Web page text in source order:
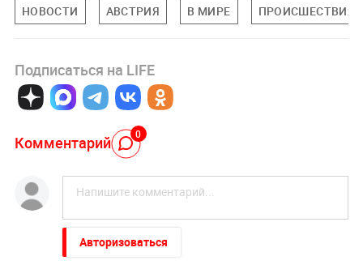
НОВОСТИ АВСТРИЯ В МИРЕ ПРОИСШЕСТВИЯ
Подписаться на LIFE
Комментарий 0
Авторизоваться